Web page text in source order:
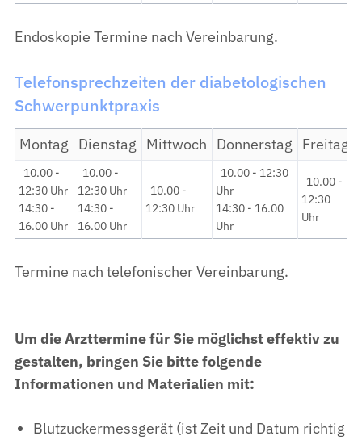
Endoskopie Termine nach Vereinbarung.
Telefonsprechzeiten der diabetologischen
Schwerpunktpraxis
Montag Dienstag Mittwoch Donnerstag Freitag
10.00 -
12:30 Uhr
14:30 -
16.00 Uhr
10.00 -
12:30 Uhr
14:30 -
16.00 Uhr
10.00 -
12:30 Uhr
10.00 - 12:30
Uhr
14:30 - 16.00
Uhr
10.00 -
12:30
Uhr
Termine nach telefonischer Vereinbarung.
Um die Arzttermine für Sie möglichst effektiv zu
gestalten, bringen Sie bitte folgende
Informationen und Materialien mit:
Blutzuckermessgerät (ist Zeit und Datum richtig